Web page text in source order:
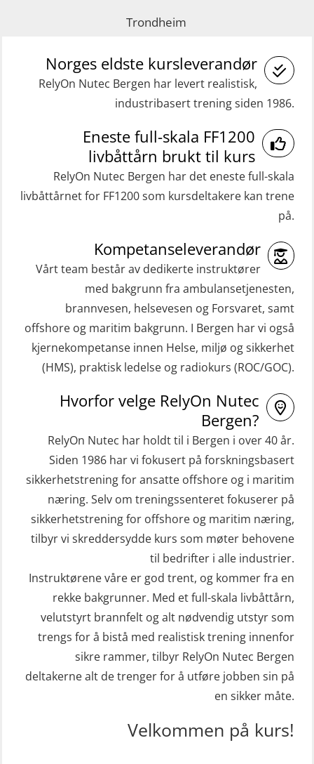
(Blended with Adaptive e-learning
practical) (RBSBLE026)
GWO: BST Refresher – Onshore
(Blended: e-learning practical)
(RBSBLE009)
Gass kurs H2S (OSP105)
Grunnleggende sikkerhetskurs –
beredskapspersonell med E-læring
(OBSBLE044)
HLO/MOB/Søk- og Redningslag
kombinasjon – repetisjon (OSC1162)
HLO/Søk & Redningslag kombinasjon
– repetisjon (OSC1161)
Pustelunge (OSE1251)
Helikopterevakuering med HABD,
inkl. Brannslukking og Førstehjelp-
sivile mannskaper (FSC119)
Helikopterevakuering med HABD,
inkl. brannslukning (FSC121)
Hjertestarter brukerkurs (OFA107)
Kombi Søk og Redningslag og HLO
repetisjonskurs med e-læring
(ABSBLE010)
Kondisjonstest (OSC151)
Ledertrening i beredskap og
krisehåndtering for plattformsjefer
Livbåtfører FF1200 repetisjon
inkl. brannslukning (FSC121)
Medisinsk behandling 40 t (MFA104)
Oppdatering medisinsk behandling 8
t (MFA107)
ROC sertifikat grunnleggende
ROC sertifikat repetisjon (GMDSS)
(ORC103)
STCW Grunnkurs Redningsfarkoster
(MBSBLE022)
STCW Hurtiggående mann over bord
båt (HMOB) (MSE100)
båt (HMOB) oppdatering (MSE1001)
STCW Livbåtfører redningsfarkoster
32 t (MSE1031)
STCW Mann-Over-Bord
(hurtiggående) 32 t m/mørkekjøring
(MSE112)
STCW Redningsfarkost oppdatering
sliskebåt (MSE116)
STCW Sikkerhetsopplæring for
sjøfolk på mindre skip med eLearning
(MBSBLE003)
STCW oppdatering Livbåtfører
redningsfarkoster 8 t – konvensjonell
STCW oppdatering Mann-Over-Bord
Trondheim
Norges eldste kursleverandør
RelyOn Nutec Bergen har levert realistisk,
industribasert trening siden 1986.
Eneste full-skala FF1200
livbåttårn brukt til kurs
RelyOn Nutec Bergen har det eneste full-skala
livbåttårnet for FF1200 som kursdeltakere kan trene
på.
Kompetanseleverandør
Vårt team består av dedikerte instruktører
med bakgrunn fra ambulansetjenesten,
brannvesen, helsevesen og Forsvaret, samt
offshore og maritim bakgrunn. I Bergen har vi også
kjernekompetanse innen Helse, miljø og sikkerhet
(HMS), praktisk ledelse og radiokurs (ROC/GOC).
Hvorfor velge RelyOn Nutec
Bergen?
RelyOn Nutec har holdt til i Bergen i over 40 år.
Siden 1986 har vi fokusert på forskningsbasert
sikkerhetstrening for ansatte offshore og i maritim
næring. Selv om treningssenteret fokuserer på
sikkerhetstrening for offshore og maritim næring,
tilbyr vi skreddersydde kurs som møter behovene
til bedrifter i alle industrier.
Instruktørene våre er god trent, og kommer fra en
rekke bakgrunner. Med et full-skala livbåttårn,
velutstyrt brannfelt og alt nødvendig utstyr som
trengs for å bistå med realistisk trening innenfor
sikre rammer, tilbyr RelyOn Nutec Bergen
deltakerne alt de trenger for å utføre jobben sin på
en sikker måte.
Velkommen på kurs!